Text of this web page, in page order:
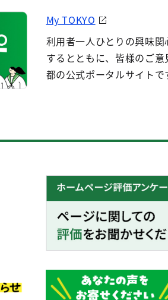
My TOKYO
利用者一人ひとりの興味
するとともに、皆様のご
都の公式ポータルサイトで